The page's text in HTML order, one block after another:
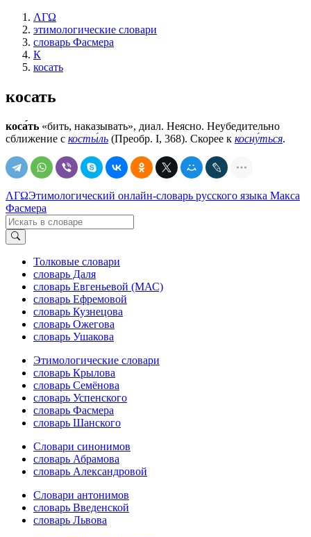
ΛΓΩ
этимологические словари
словарь Фасмера
К
косать
косать
коса́ть «бить, наказывать», диал. Неясно. Неубедительно
сближение с косты́ль (Преобр. I, 368). Скорее к косну́ться.
ΛΓΩЭтимологический онлайн-словарь русского языка Макса
Фасмера
Толковые словари
словарь Даля
словарь Евгеньевой (МАС)
словарь Ефремовой
словарь Кузнецова
словарь Ожегова
словарь Ушакова
Этимологические словари
словарь Крылова
словарь Семёнова
словарь Успенского
словарь Фасмера
словарь Шанского
Словари синонимов
словарь Абрамова
словарь Александровой
Словари антонимов
словарь Введенской
словарь Львова